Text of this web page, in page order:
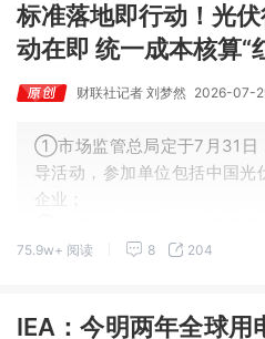
标准落地即行动！光
动在即 统一成本核算“
财联社记者 刘梦然 2026-07-
①市场监管总局定于7月31日
导活动，参加单位包括中国
企业；
部门召开行业会议，行业治理
75.9w+ 阅读 8 204
IEA：今明两年全球用